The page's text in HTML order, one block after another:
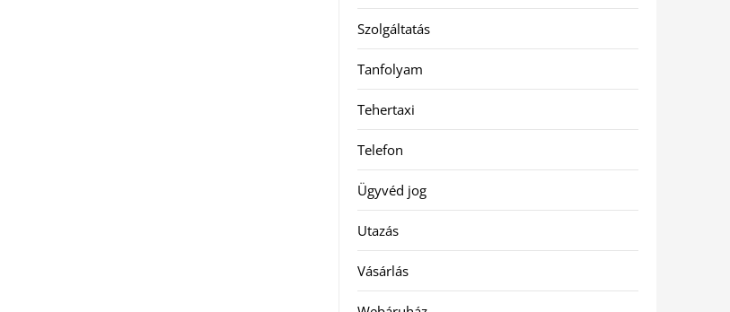
Szolgáltatás
Tanfolyam
Tehertaxi
Telefon
Ügyvéd jog
Utazás
Vásárlás